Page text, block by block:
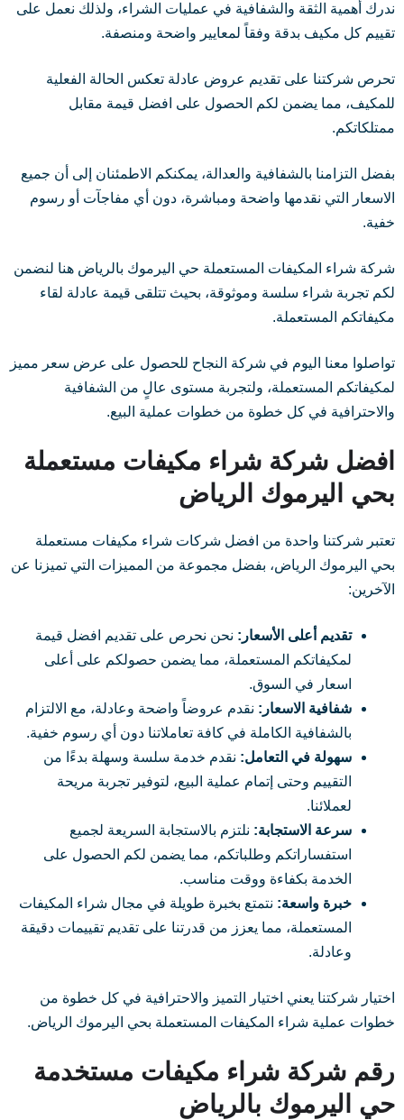
ندرك أهمية الثقة والشفافية في عمليات الشراء، ولذلك نعمل على
تقييم كل مكيف بدقة وفقاً لمعايير واضحة ومنصفة.
تحرص شركتنا على تقديم عروض عادلة تعكس الحالة الفعلية
للمكيف، مما يضمن لكم الحصول على افضل قيمة مقابل
ممتلكاتكم.
بفضل التزامنا بالشفافية والعدالة، يمكنكم الاطمئنان إلى أن جميع
الاسعار التي نقدمها واضحة ومباشرة، دون أي مفاجآت أو رسوم
خفية.
شركة شراء المكيفات المستعملة حي اليرموك بالرياض هنا لنضمن
لكم تجربة شراء سلسة وموثوقة، بحيث تتلقى قيمة عادلة لقاء
مكيفاتكم المستعملة.
تواصلوا معنا اليوم في شركة النجاح للحصول على عرض سعر مميز
لمكيفاتكم المستعملة، ولتجربة مستوى عالٍ من الشفافية
والاحترافية في كل خطوة من خطوات عملية البيع.
افضل شركة شراء مكيفات مستعملة
بحي اليرموك الرياض
تعتبر شركتنا واحدة من افضل شركات شراء مكيفات مستعملة
بحي اليرموك الرياض، بفضل مجموعة من المميزات التي تميزنا عن
الآخرين:
تقديم أعلى الأسعار: نحن نحرص على تقديم افضل قيمة
لمكيفاتكم المستعملة، مما يضمن حصولكم على أعلى
اسعار في السوق.
شفافية الاسعار: نقدم عروضاً واضحة وعادلة، مع الالتزام
بالشفافية الكاملة في كافة تعاملاتنا دون أي رسوم خفية.
سهولة في التعامل:نقدم خدمة سلسة وسهلة بدءًا من
التقييم وحتى إتمام عملية البيع، لتوفير تجربة مريحة
لعملائنا.
سرعة الاستجابة:نلتزم بالاستجابة السريعة لجميع
استفساراتكم وطلباتكم، مما يضمن لكم الحصول على
الخدمة بكفاءة ووقت مناسب.
خبرة واسعة:نتمتع بخبرة طويلة في مجال شراء المكيفات
المستعملة، مما يعزز من قدرتنا على تقديم تقييمات دقيقة
وعادلة.
اختيار شركتنا يعني اختيار التميز والاحترافية في كل خطوة من
خطوات عملية شراء المكيفات المستعملة بحي اليرموك الرياض.
رقم شركة شراء مكيفات مستخدمة
حي اليرموك بالرياض